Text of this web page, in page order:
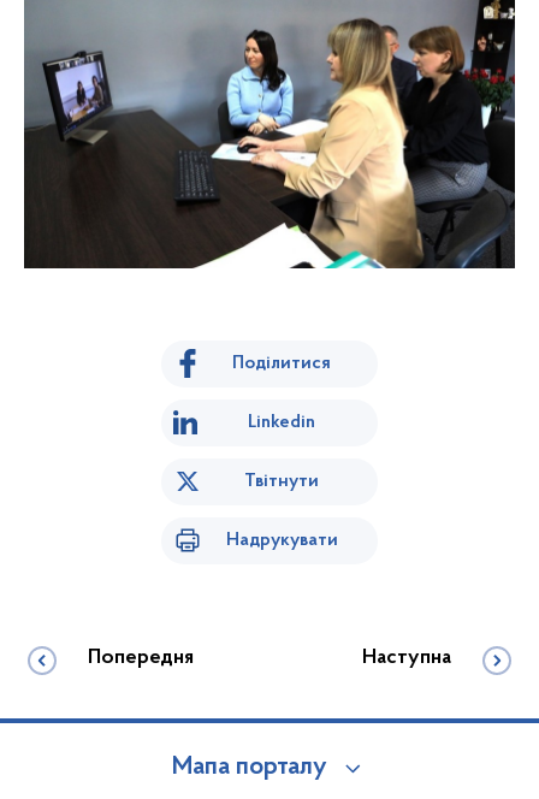
Поділитися
Linkedin
Твітнути
Надрукувати
Попередня Наступна
Мапа порталу